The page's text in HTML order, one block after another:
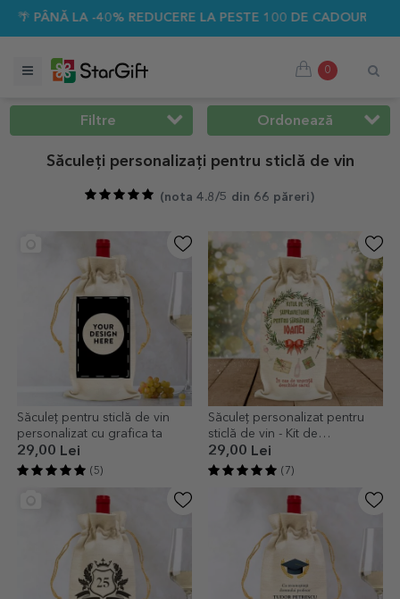
REDUCERE LA PESTE 100 DE CADOURI PERSONALIZATE ☀️
0
Filtre Ordonează
Săculeți personalizați pentru sticlă de vin
(nota 4.8/5 din 66 păreri )
Săculeț pentru sticlă de vin
personalizat cu grafica ta
29,00 Lei
(5)
Săculeț personalizat pentru
sticlă de vin - Kit de
supraviețuire
29,00 Lei
(7)